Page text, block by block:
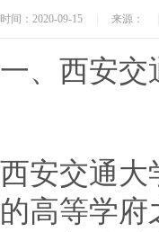
时间：2020-09-15 来源：
一、西安交
西安交通大
的高等学府